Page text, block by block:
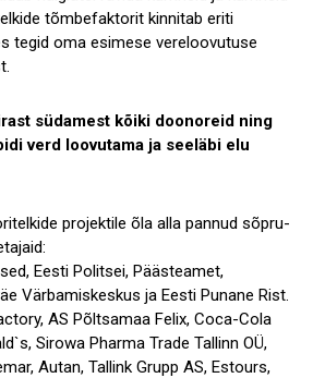
tõmbefaktorit kinnitab eriti
tegid oma esimese vereloovutuse
südamest kõiki doonoreid ning
verd loovutama ja seeläbi elu
projektile õla alla pannud sõpru-
Eesti Politsei, Päästeamet,
Värbamiskeskus ja Eesti Punane Rist.
AS Põltsamaa Felix, Coca-Cola
Sirowa Pharma Trade Tallinn OÜ,
Autan, Tallink Grupp AS, Estours,